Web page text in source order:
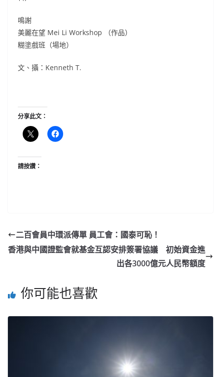
鳴謝
美麗在望 Mei Li Workshop （作品）
糊塗戲班（場地）
文、攝：Kenneth T.
分享此文：
請按讚：
二百會員中環派傳單 員工會：國泰可恥！
香港與中國證監會就基金互認安排簽署協議 初始資金進
出各3000億元人民幣額度
你可能也喜歡